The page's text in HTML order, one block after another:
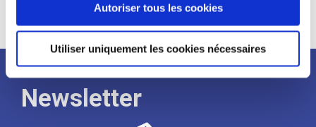
Autoriser tous les cookies
Utiliser uniquement les cookies nécessaires
recrutement
Newsletter